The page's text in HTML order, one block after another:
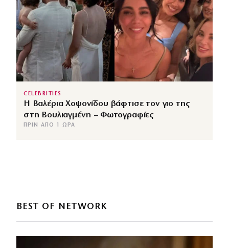
CELEBRITIES
Η Βαλέρια Χοψονίδου βάφτισε τον γιο της
στη Βουλιαγμένη – Φωτογραφίες
ΠΡΙΝ ΑΠΌ 1 ΏΡΑ
BEST OF NETWORK